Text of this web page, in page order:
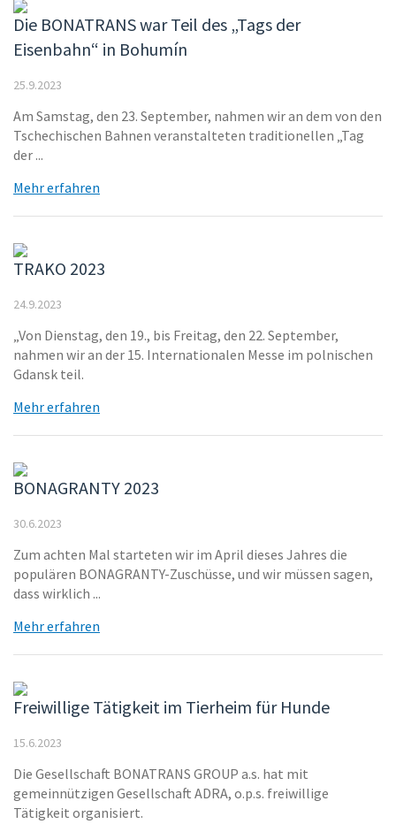
Die BONATRANS war Teil des „Tags der
Eisenbahn“ in Bohumín
25.9.2023
Am Samstag, den 23. September, nahmen wir an dem von den
Tschechischen Bahnen veranstalteten traditionellen „Tag
der ...
Mehr erfahren
TRAKO 2023
24.9.2023
„Von Dienstag, den 19., bis Freitag, den 22. September,
nahmen wir an der 15. Internationalen Messe im polnischen
Gdansk teil.
Mehr erfahren
BONAGRANTY 2023
30.6.2023
Zum achten Mal starteten wir im April dieses Jahres die
populären BONAGRANTY-Zuschüsse, und wir müssen sagen,
dass wirklich ...
Mehr erfahren
Freiwillige Tätigkeit im Tierheim für Hunde
15.6.2023
Die Gesellschaft BONATRANS GROUP a.s. hat mit
gemeinnützigen Gesellschaft ADRA, o.p.s. freiwillige
Tätigkeit organisiert.